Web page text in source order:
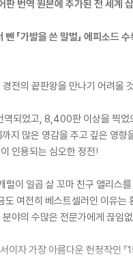
번역 원본에 추가된 전 세계
「가발을 쓴 말벌」 에피소드 수
경전의 끝판왕을 만나기 어려울
되었고, 8,400판 이상을 찍
지 많은 영감을 주고 깊은 영
인용되는 심오한 정전!
이 일곱 살 꼬마 친구 앨리스를
여전히 베스트셀러인 이유
야의 수많은 전문가에게 끊임
이자 가장 아름다운 헌정작인